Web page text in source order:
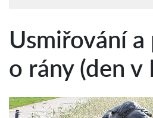
Usmiřování a
o rány (den v